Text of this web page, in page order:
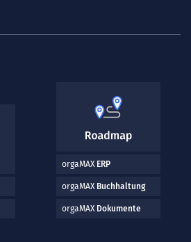
orgaMAX ERP
orgaMAX Buchhaltung
orgaMAX Dokumente